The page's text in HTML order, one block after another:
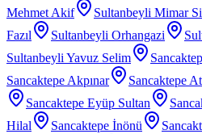
Mehmet Akif
Sultanbeyli Mimar
Fazıl
Sultanbeyli Orhangazi
Sultanbeyli Yavuz Selim
Sancaktepe Akpınar
Sancaktepe
Sancaktepe Eyüp Sultan
Hilal
Sancaktepe İnönü